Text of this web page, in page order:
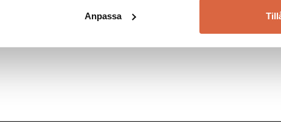
Anpassa